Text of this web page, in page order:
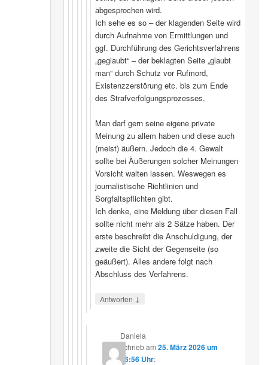
abgesprochen wird.
Ich sehe es so – der klagenden Seite wird
durch Aufnahme von Ermittlungen und
ggf. Durchführung des Gerichtsverfahrens
„geglaubt“ – der beklagten Seite „glaubt
man“ durch Schutz vor Rufmord,
Existenzzerstörung etc. bis zum Ende
des Strafverfolgungsprozesses.
Man darf gern seine eigene private
Meinung zu allem haben und diese auch
(meist) äußern. Jedoch die 4. Gewalt
sollte bei Äußerungen solcher Meinungen
Vorsicht walten lassen. Weswegen es
journalistische Richtlinien und
Sorgfaltspflichten gibt.
Ich denke, eine Meldung über diesen Fall
sollte nicht mehr als 2 Sätze haben. Der
erste beschreibt die Anschuldigung, der
zweite die Sicht der Gegenseite (so
geäußert). Alles andere folgt nach
Abschluss des Verfahrens.
Antworten ↓
Daniela
schriebam25. März 2026 um
16:56 Uhr: